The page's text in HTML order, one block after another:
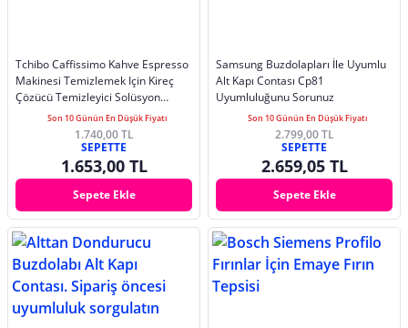
Tchibo Caffissimo Kahve Espresso
Makinesi Temizlemek Için Kireç
Çözücü Temizleyici Solüsyon
Son 10 Günün En Düşük Fiyatı
1.740,00 TL
SEPETTE
1.653,00 TL
Sepete Ekle
Samsung Buzdolapları İle Uyumlu
Alt Kapı Contası Cp81
Uyumluluğunu Sorunuz
Son 10 Günün En Düşük Fiyatı
2.799,00 TL
SEPETTE
2.659,05 TL
Sepete Ekle